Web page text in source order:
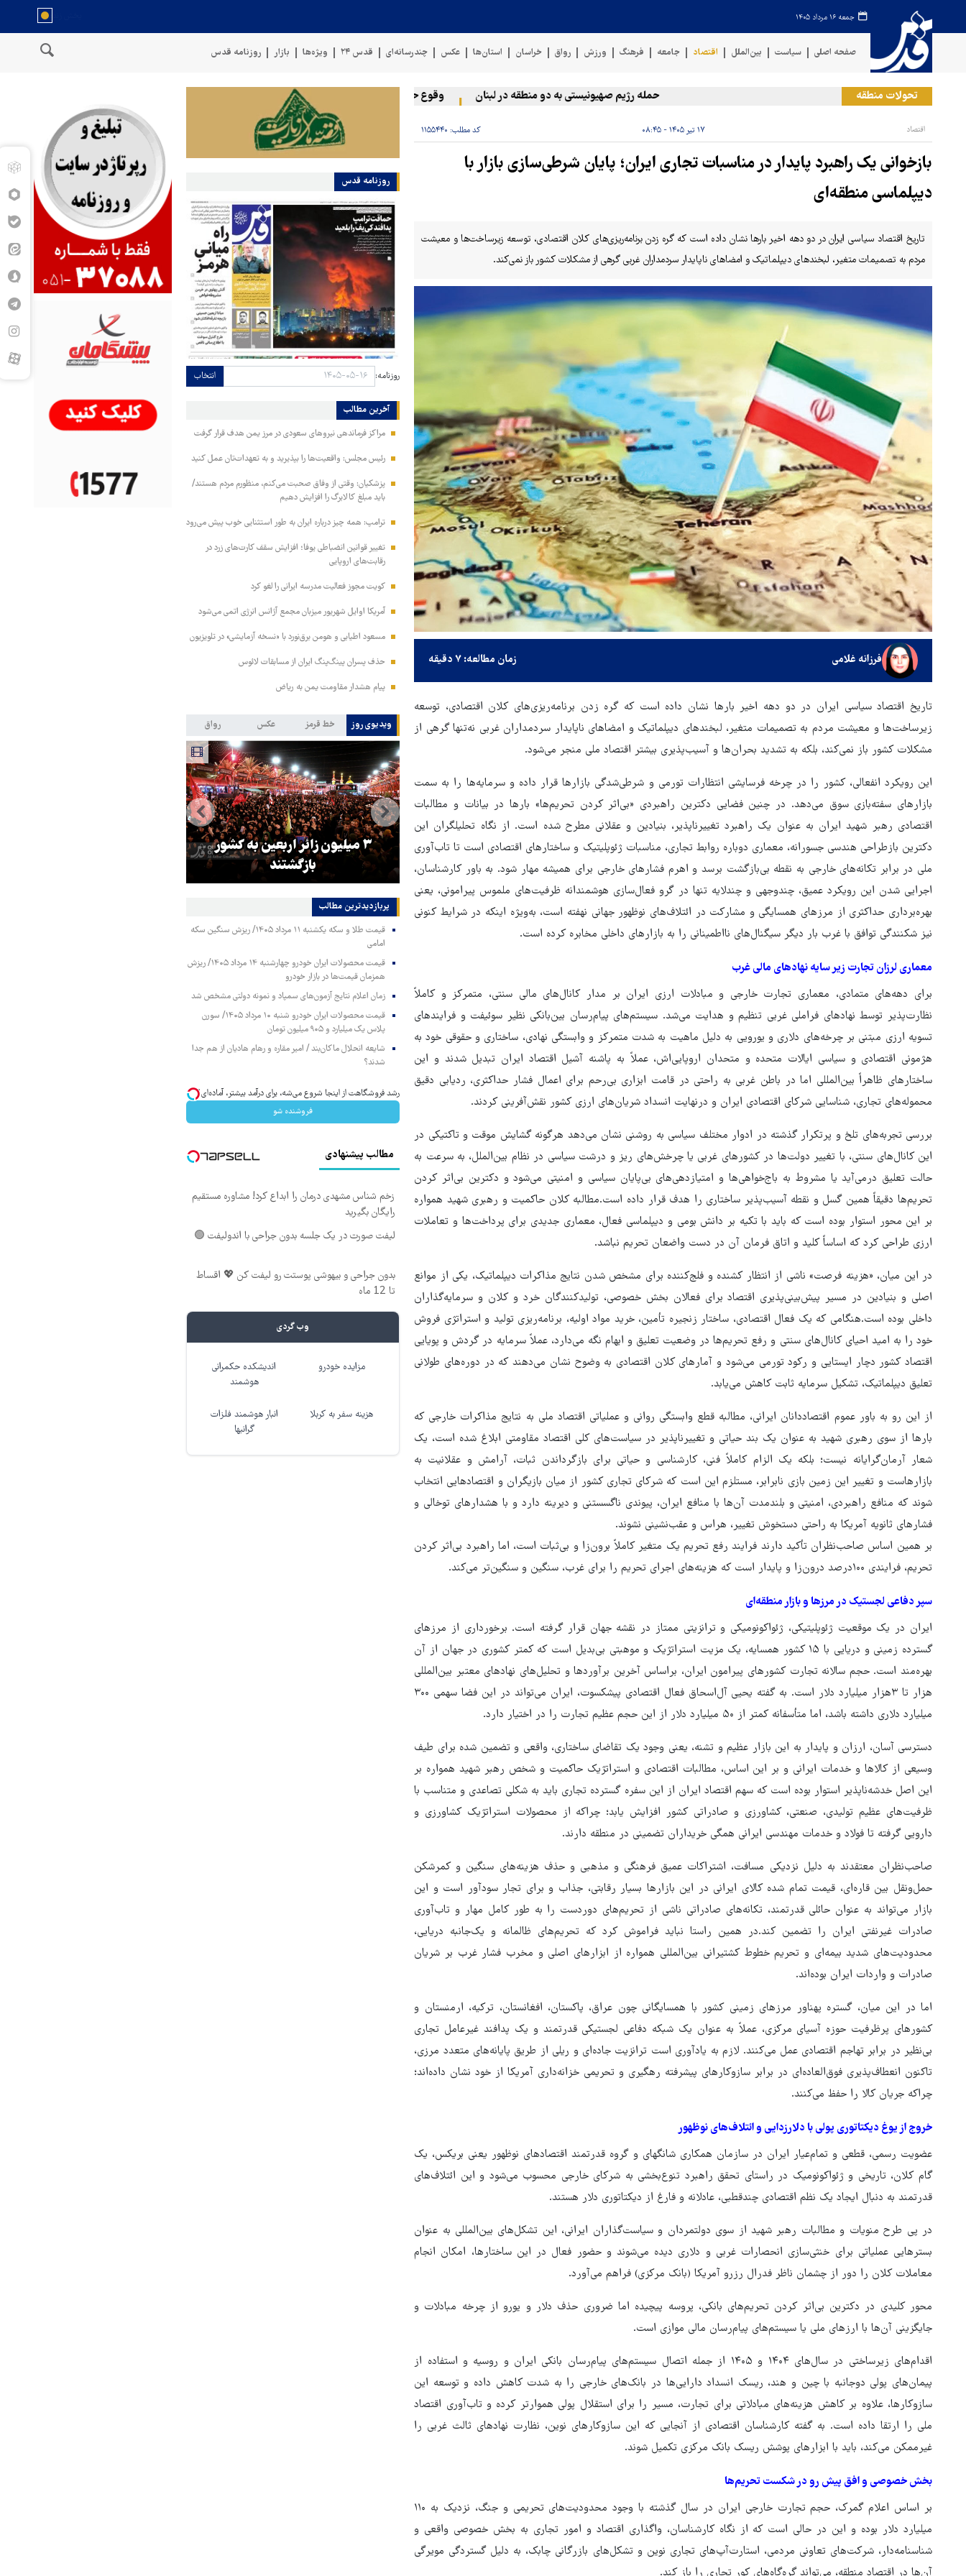
جمعه ۱۶ مرداد ۱۴۰۵
صفحه اصلی سیاست بین‌الملل اقتصاد جامعه فرهنگ ورزش رواق خراسان استان‌ها عکس چندرسانه‌ای قدس ۲۴ ویژه‌ها بازار روزنامه قدس
تحولات منطقه حمله رژیم صهیونیستی به دو منطقه در لبنان وقوع حادثه دریایی در سواحل عمان سخنگوی نیروهای مسلح یمن: کشتی نفتی عربستان را با موشک
اقتصاد ۱۷ تیر ۱۴۰۵ - ۰۸:۴۵ کد مطلب: ۱۱۵۵۴۴۰
بازخوانی یک راهبرد پایدار در مناسبات تجاری ایران؛ پایان شرطی‌سازی بازار با
دیپلماسی منطقه‌ای
تاریخ اقتصاد سیاسی ایران در دو دهه اخیر بارها نشان داده است که گره زدن برنامه‌ریزی‌های کلان اقتصادی، توسعه زیرساخت‌ها و معیشت
مردم به تصمیمات متغیر، لبخندهای دیپلماتیک و امضاهای ناپایدار سردمداران غربی گرهی از مشکلات کشور باز نمی‌کند.
فرزانه غلامی زمان مطالعه: ۷ دقیقه
تاریخ اقتصاد سیاسی ایران در دو دهه اخیر بارها نشان داده است که گره زدن برنامه‌ریزی‌های کلان اقتصادی، توسعه
زیرساخت‌ها و معیشت مردم به تصمیمات متغیر، لبخندهای دیپلماتیک و امضاهای ناپایدار سردمداران غربی نه‌تنها گرهی از
مشکلات کشور باز نمی‌کند، بلکه به تشدید بحران‌ها و آسیب‌پذیری بیشتر اقتصاد ملی منجر می‌شود.
این رویکرد انفعالی، کشور را در چرخه‌ فرسایشی انتظارات تورمی و شرطی‌شدگی بازارها قرار داده و سرمایه‌ها را به سمت
بازارهای سفته‌بازی سوق می‌دهد. در چنین فضایی دکترین راهبردی «بی‌اثر کردن تحریم‌ها» بارها در بیانات و مطالبات
اقتصادی رهبر شهید ایران به عنوان یک راهبرد تغییرناپذیر، بنیادین و عقلانی مطرح شده است. از نگاه تحلیلگران این
دکترین بازطراحی هندسی جسورانه، معماری دوباره روابط تجاری، مناسبات ژئوپلیتیک و ساختارهای اقتصادی است تا تاب‌آوری
ملی در برابر تکانه‌های خارجی به نقطه بی‌بازگشت برسد و اهرم فشارهای خارجی برای همیشه مهار شود. به باور کارشناسان،
اجرایی شدن این رویکرد عمیق، چندوجهی و چندلایه تنها در گرو فعال‌سازی هوشمندانه ظرفیت‌های ملموس پیرامونی، یعنی
بهره‌برداری حداکثری از مرزهای همسایگی و مشارکت در ائتلاف‌های نوظهور جهانی نهفته است، به‌ویژه اینکه در شرایط کنونی
نیز شکنندگی توافق با غرب بار دیگر سیگنال‌های نااطمینانی را به بازارهای داخلی مخابره کرده است.
معماری لرزان تجارت زیر سایه نهادهای مالی غرب
برای دهه‌های متمادی، معماری تجارت خارجی و مبادلات ارزی ایران بر مدار کانال‌های مالی سنتی، متمرکز و کاملاً
نظارت‌پذیر توسط نهادهای فراملی غربی تنظیم و هدایت می‌شد. سیستم‌های پیام‌رسان بین‌بانکی نظیر سوئیفت و فرایندهای
تسویه ارزی مبتنی بر چرخه‌های دلاری و یورویی به دلیل ماهیت به شدت متمرکز و وابستگی نهادی، ساختاری و حقوقی خود به
هژمونی اقتصادی و سیاسی ایالات متحده و متحدان اروپایی‌اش، عملاً به پاشنه آشیل اقتصاد ایران تبدیل شدند و این
ساختارهای ظاهراً بین‌المللی اما در باطن غربی به راحتی در قامت ابزاری بی‌رحم برای اعمال فشار حداکثری، ردیابی دقیق
محموله‌های تجاری، شناسایی شرکای اقتصادی ایران و درنهایت انسداد شریان‌های ارزی کشور نقش‌آفرینی کردند.
بررسی تجربه‌های تلخ و پرتکرار گذشته در ادوار مختلف سیاسی به روشنی نشان می‌دهد هرگونه گشایش موقت و تاکتیکی در
این کانال‌های سنتی، با تغییر دولت‌ها در کشورهای غربی یا چرخش‌های ریز و درشت سیاسی در نظام بین‌الملل، به سرعت به
حالت تعلیق درمی‌آید یا مشروط به باج‌خواهی‌ها و امتیازدهی‌های بی‌پایان سیاسی و امنیتی می‌شود و دکترین بی‌اثر کردن
تحریم‌ها دقیقاً همین گسل و نقطه آسیب‌پذیر ساختاری را هدف قرار داده است.مطالبه کلان حاکمیت و رهبری شهید همواره
بر این محور استوار بوده است که باید با تکیه بر دانش بومی و دیپلماسی فعال، معماری جدیدی برای پرداخت‌ها و تعاملات
ارزی طراحی کرد که اساساً کلید و اتاق فرمان آن در دست واضعان تحریم نباشد.
در این میان، «هزینه‌ فرصت» ناشی از انتظار کشنده و فلج‌کننده برای مشخص شدن نتایج مذاکرات دیپلماتیک، یکی از موانع
اصلی و بنیادین در مسیر پیش‌بینی‌پذیری اقتصاد برای فعالان بخش خصوصی، تولیدکنندگان خرد و کلان و سرمایه‌گذاران
داخلی بوده است.هنگامی که یک فعال اقتصادی، ساختار زنجیره تأمین، خرید مواد اولیه، برنامه‌ریزی تولید و استراتژی فروش
خود را به امید احیای کانال‌های سنتی و رفع تحریم‌ها در وضعیت تعلیق و ابهام نگه می‌دارد، عملاً سرمایه در گردش و پویایی
اقتصاد کشور دچار ایستایی و رکود تورمی می‌شود و آمارهای کلان اقتصادی به وضوح نشان می‌دهند که در دوره‌های طولانی
تعلیق دیپلماتیک، تشکیل سرمایه ثابت کاهش می‌یابد.
از این رو به باور عموم اقتصاددانان ایرانی، مطالبه قطع وابستگی روانی و عملیاتی اقتصاد ملی به نتایج مذاکرات خارجی که
بارها از سوی رهبری شهید به عنوان یک بند حیاتی و تغییرناپذیر در سیاست‌های کلی اقتصاد مقاومتی ابلاغ شده است، یک
شعار آرمان‌گرایانه نیست؛ بلکه یک الزام کاملاً فنی، کارشناسی و حیاتی برای بازگرداندن ثبات، آرامش و عقلانیت به
بازارهاست و تغییر این زمین بازی نابرابر، مستلزم این است که شرکای تجاری کشور از میان بازیگران و اقتصادهایی انتخاب
شوند که منافع راهبردی، امنیتی و بلندمدت آن‌ها با منافع ایران، پیوندی ناگسستنی و دیرینه دارد و با هشدارهای توخالی و
فشارهای ثانویه آمریکا به راحتی دستخوش تغییر، هراس و عقب‌نشینی نشوند.
بر همین اساس صاحب‌نظران تأکید دارند فرایند رفع تحریم یک متغیر کاملاً برون‌زا و بی‌ثبات است، اما راهبرد بی‌اثر کردن
تحریم، فرایندی ۱۰۰درصد درون‌زا و پایدار است که هزینه‌های اجرای تحریم را برای غرب، سنگین و سنگین‌تر می‌کند.
سپر دفاعی لجستیک در مرزها و بازار منطقه‌ای
ایران در یک موقعیت ژئوپلیتیکی، ژئواکونومیکی و ترانزیتی ممتاز در نقشه جهان قرار گرفته است. برخورداری از مرزهای
گسترده زمینی و دریایی با ۱۵ کشور همسایه، یک مزیت استراتژیک و موهبتی بی‌بدیل است که کمتر کشوری در جهان از آن
بهره‌مند است. حجم سالانه تجارت کشورهای پیرامون‌ ایران، براساس آخرین برآوردها و تحلیل‌های نهادهای معتبر بین‌المللی
هزار تا ۳هزار میلیارد دلار است. به گفته یحیی آل‌اسحاق فعال اقتصادی پیشکسوت، ایران می‌تواند در این فضا سهمی ۳۰۰
میلیارد دلاری داشته باشد، اما متأسفانه کمتر از ۵۰ میلیارد دلار از این حجم عظیم تجارت را در اختیار دارد.
دسترسی آسان، ارزان و پایدار به این بازار عظیم و تشنه، یعنی وجود یک تقاضای ساختاری، واقعی و تضمین‌ شده برای طیف
وسیعی از کالاها و خدمات ایرانی و بر این اساس، مطالبات اقتصادی و استراتژیک حاکمیت و شخص رهبر شهید همواره بر
این اصل خدشه‌ناپذیر استوار بوده است که سهم اقتصاد ایران از این سفره گسترده تجاری باید به شکلی تصاعدی و متناسب با
ظرفیت‌های عظیم تولیدی، صنعتی، کشاورزی و صادراتی کشور افزایش یابد؛ چراکه از محصولات استراتژیک کشاورزی و
دارویی گرفته تا فولاد و خدمات مهندسی ایرانی همگی خریداران تضمینی در منطقه دارند.
صاحب‌نظران معتقدند به دلیل نزدیکی مسافت، اشتراکات عمیق فرهنگی و مذهبی و حذف هزینه‌های سنگین و کمرشکن
حمل‌ونقل بین‌ قاره‌ای، قیمت تمام‌ شده کالای ایرانی در این بازارها بسیار رقابتی، جذاب و برای تجار سودآور است و این
بازار می‌تواند به عنوان حائلی قدرتمند، تکانه‌های صادراتی ناشی از تحریم‌های دوردست را به طور کامل مهار و تاب‌آوری
صادرات غیرنفتی ایران را تضمین کند.در همین راستا نباید فراموش کرد که تحریم‌های ظالمانه و یک‌جانبه دریایی،
محدودیت‌های شدید بیمه‌ای و تحریم خطوط کشتیرانی بین‌المللی همواره از ابزارهای اصلی و مخرب فشار غرب بر شریان
صادرات و واردات ایران بوده‌اند.
اما در این میان، گستره پهناور مرزهای زمینی کشور با همسایگانی چون عراق، پاکستان، افغانستان، ترکیه، ارمنستان و
کشورهای پرظرفیت حوزه آسیای مرکزی، عملاً به عنوان یک شبکه دفاعی لجستیکی قدرتمند و یک پدافند غیرعامل تجاری
بی‌نظیر در برابر تهاجم اقتصادی عمل می‌کنند. لازم به یادآوری است ترانزیت جاده‌ای و ریلی از طریق پایانه‌های متعدد مرزی،
تاکنون انعطاف‌پذیری فوق‌العاده‌ای در برابر سازوکارهای پیشرفته رهگیری و تحریمی خزانه‌داری آمریکا از خود نشان داده‌اند؛
چراکه جریان کالا را حفظ می‌کنند.
خروج از یوغ دیکتاتوری پولی با دلارزدایی و ائتلاف‌های نوظهور
عضویت رسمی، قطعی و تمام‌عیار ایران در سازمان همکاری شانگهای و گروه قدرتمند اقتصادهای نوظهور یعنی بریکس، یک
گام کلان، تاریخی و ژئواکونومیک در راستای تحقق راهبرد تنوع‌بخشی به شرکای خارجی محسوب می‌شود و این ائتلاف‌های
قدرتمند به دنبال ایجاد یک نظم اقتصادی چندقطبی، عادلانه و فارغ از دیکتاتوری دلار هستند.
در پی طرح منویات و مطالبات رهبر شهید از سوی دولتمردان و سیاست‌گذاران ایرانی، این تشکل‌های بین‌المللی به عنوان
بسترهایی عملیاتی برای خنثی‌سازی انحصارات غربی و دلاری دیده می‌شوند و حضور فعال در این ساختارها، امکان انجام
معاملات کلان را دور از چشمان ناظر فدرال رزرو آمریکا (بانک مرکزی) فراهم می‌آورد.
محور کلیدی در دکترین بی‌اثر کردن تحریم‌های بانکی، پروسه پیچیده اما ضروری حذف دلار و یورو از چرخه مبادلات و
جایگزینی آن‌ها با ارزهای ملی یا سیستم‌های پیام‌رسان مالی موازی است.
اقدام‌های زیرساختی در سال‌های ۱۴۰۴ و ۱۴۰۵ از جمله اتصال سیستم‌های پیام‌رسان بانکی ایران و روسیه و استفاده از
پیمان‌های پولی دوجانبه با چین و هند، ریسک انسداد دارایی‌ها در بانک‌های خارجی را به شدت کاهش داده و توسعه این
سازوکارها، علاوه بر کاهش هزینه‌های مبادلاتی برای تجارت، مسیر را برای استقلال پولی هموارتر کرده و تاب‌آوری اقتصاد
ملی را ارتقا داده است. به گفته کارشناسان اقتصادی از آنجایی که این سازوکارهای نوین، نظارت نهادهای ثالث غربی را
غیرممکن می‌کند، باید با ابزارهای پوشش ریسک بانک مرکزی تکمیل شوند.
بخش خصوصی و افق پیش‌ رو در شکست تحریم‌ها
بر اساس اعلام گمرک، حجم تجارت خارجی ایران در سال گذشته با وجود محدودیت‌های تحریمی و جنگ، نزدیک به ۱۱۰
میلیارد دلار بوده و این در حالی است که از نگاه کارشناسان، واگذاری اقتصاد و امور تجاری به بخش خصوصی واقعی و
شناسنامه‌دار، شرکت‌های تعاونی مردمی، استارت‌آپ‌های تجاری نوین و تشکل‌های بازرگانی چابک، به دلیل گستردگی مویرگی
آن‌ها در اقتصاد منطقه، می‌تواند گره‌گاه‌های کور تجاری را باز کند.
روزنامه قدس
روزنامه: انتخاب
آخرین مطالب
مراکز فرماندهی نیروهای سعودی در مرز یمن هدف قرار گرفت
رئیس مجلس: واقعیت‌ها را بپذیرید و به تعهدات‌تان عمل کنید
پزشکیان: وقتی از وفاق صحبت می‌کنم، منظورم مردم هستند/
باید مبلغ کالابرگ را افزایش دهیم
ترامپ: همه چیز درباره ایران به طور استثنایی خوب پیش می‌رود
تغییر قوانین انضباطی یوفا؛ افزایش سقف کارت‌های زرد در
رقابت‌های اروپایی
کویت مجوز فعالیت مدرسه ایرانی را لغو کرد
آمریکا اوایل شهریور میزبان مجمع آژانس انرژی اتمی می‌شود
مسعود اطیابی و هومن برق‌نورد با «نسخه آزمایشی» در تلویزیون
حذف پسران پینگ‌پنگ ایران از مسابقات لائوس
پیام هشدار مقاومت یمن به ریاض
ویدیوی روز خط قرمز عکس رواق
هماهنگی محور مقاومت، آمریکا را
در منطقه درمانده کرد
ترامپ نماد فساد، اقتدارگرایی و
جنگ‌طلبی است!
۳ میلیون زائر اربعین به کشور
بازگشتند
پربازدیدترین‌ مطالب
قیمت طلا و سکه یکشنبه ۱۱ مرداد ۱۴۰۵/ ریزش سنگین سکه
امامی
قیمت محصولات ایران خودرو چهارشنبه ۱۴ مرداد ۱۴۰۵/ ریزش
همزمان قیمت‌ها در بازار خودرو
زمان اعلام نتایج آزمون‌های سمپاد و نمونه دولتی مشخص شد
قیمت محصولات ایران خودرو شنبه ۱۰ مرداد ۱۴۰۵/ سورن
پلاس یک میلیارد و ۹۰۵ میلیون تومان
شایعه انحلال ماکان‌بند / امیر مقاره و رهام هادیان از هم جدا
شدند؟
رشد فروشگاهت از اینجا شروع می‌شه، برای درآمد بیشتر، آماده‌ای؟
فروشنده شو
مطالب پیشنهادی
زخم شناس مشهدی درمان را ابداع کرد! مشاوره مستقیم
رایگان بگیرید
لیفت صورت در یک جلسه بدون جراحی با اندولیفت 🟢
بدون جراحی و بیهوشی پوستت رو لیفت کن 💖 اقساط
تا 12 ماه
وب گردی
مزایده خودرو
اندیشکده حکمرانی
هوشمند
هزینه سفر به کربلا
انبار هوشمند فلزات
گرانبها